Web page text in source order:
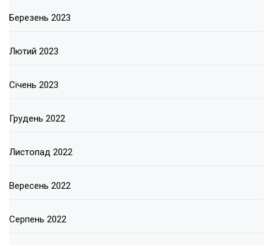
Березень 2023
Лютий 2023
Січень 2023
Грудень 2022
Листопад 2022
Вересень 2022
Серпень 2022